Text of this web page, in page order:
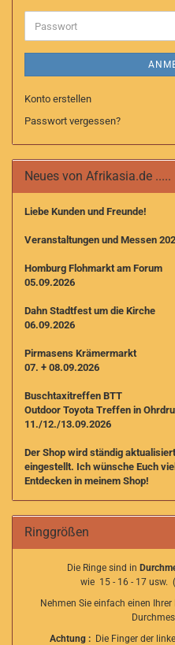
Adresse
Passwort
Konto erstellen
Passwort vergessen?
Neues von Afrikasia.de .....
Liebe Kunden und Freunde!
Veranstaltungen und Messen
Homburg Flohmarkt am Forum
05.09.2026
Dahn Stadtfest um die Kirche
06.09.2026
Pirmasens Krämermarkt
07. + 08.09.2026
Buschtaxitreffen BTT
Outdoor Toyota Treffen in
11./12./13.09.2026
Der Shop wird ständig
eingestellt. Ich wünsche Euch
Entdecken in meinem Shop!
Ringgrößen
Die Ringe sind in
wie 15 - 16 - 17 usw.
Nehmen Sie einfach einen
Achtung : Die Finger der